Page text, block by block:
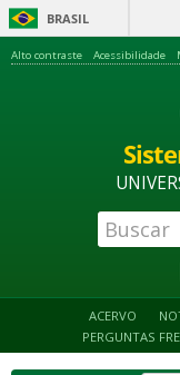
BRASIL
Alto contraste Acessibilidade
ACERVO
PERGUNTAS